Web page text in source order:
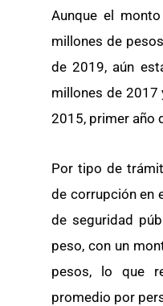
Aunque el
millones de
de 2019, aún
millones de 2017
2015, primer año
Por tipo de
de corrupción en
de seguridad
peso, con un
pesos, lo que
promedio por